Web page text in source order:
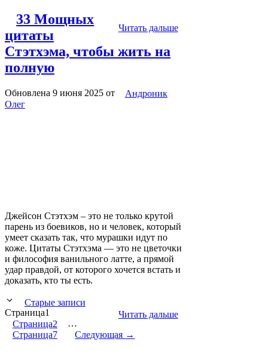
Читать дальше
33 Мощных
цитаты
Стэтхэма, чтобы жить на
полную
Обновлена 9 июня 2025 от
Андроник
Олег
Джейсон Стэтхэм – это не только крутой
парень из боевиков, но и человек, который
умеет сказать так, что мурашки идут по
коже. Цитаты Стэтхэма — это не цветочки
и философия ванильного латте, а прямой
удар правдой, от которого хочется встать и
доказать, кто ты есть.
Читать дальше
Старые записи
Страница1
Страница2
…
Страница7 Следующая →